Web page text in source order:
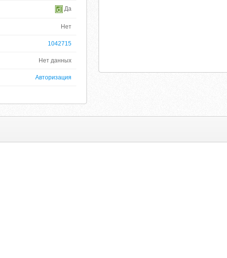
Да
Нет
1042715
Нет данных
Авторизация